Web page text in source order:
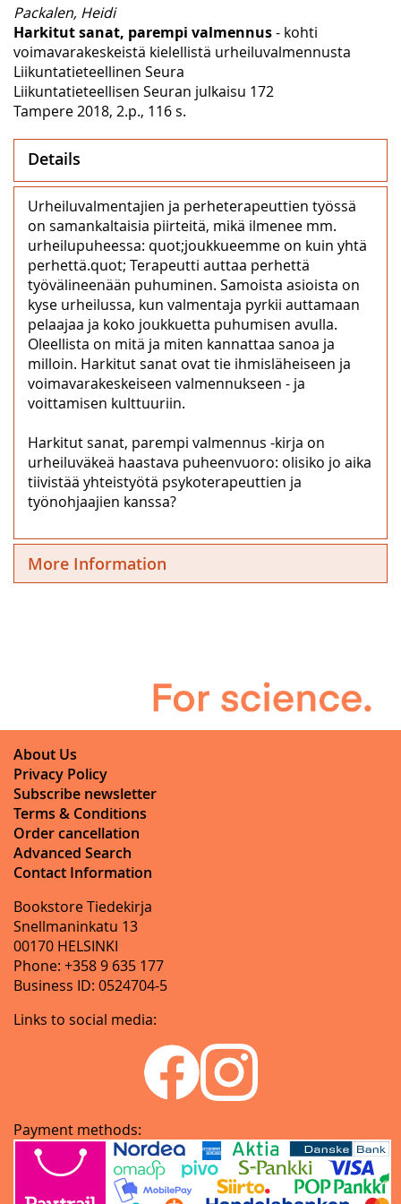
Packalen, Heidi
Harkitut sanat, parempi valmennus- kohti
voimavarakeskeistä kielellistä urheiluvalmennusta
Liikuntatieteellinen Seura
Liikuntatieteellisen Seuran julkaisu 172
Tampere 2018, 2.p., 116 s.
Details
Urheiluvalmentajien ja perheterapeuttien työssä
on samankaltaisia piirteitä, mikä ilmenee mm.
urheilupuheessa: quot;joukkueemme on kuin yhtä
perhettä.quot; Terapeutti auttaa perhettä
työvälineenään puhuminen. Samoista asioista on
kyse urheilussa, kun valmentaja pyrkii auttamaan
pelaajaa ja koko joukkuetta puhumisen avulla.
Oleellista on mitä ja miten kannattaa sanoa ja
milloin. Harkitut sanat ovat tie ihmisläheiseen ja
voimavarakeskeiseen valmennukseen - ja
voittamisen kulttuuriin.
Harkitut sanat, parempi valmennus -kirja on
urheiluväkeä haastava puheenvuoro: olisiko jo aika
tiivistää yhteistyötä psykoterapeuttien ja
työnohjaajien kanssa?
More Information
About Us
Privacy Policy
Subscribe newsletter
Terms & Conditions
Order cancellation
Advanced Search
Contact Information
Bookstore Tiedekirja
Snellmaninkatu 13
00170 HELSINKI
Phone: +358 9 635 177
Business ID: 0524704-5
Links to social media:
Payment methods: